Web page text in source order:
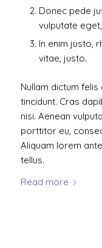
Donec pede
vulputate
In enim justo,
vitae, justo.
Nullam dictum
tincidunt. Cras
nisi. Aenean
porttitor eu,
Aliquam lorem
tellus.
Read more